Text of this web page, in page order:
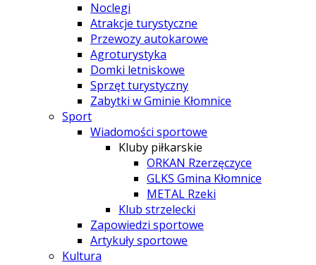
Noclegi
Atrakcje turystyczne
Przewozy autokarowe
Agroturystyka
Domki letniskowe
Sprzęt turystyczny
Zabytki w Gminie Kłomnice
Sport
Wiadomości sportowe
Kluby piłkarskie
ORKAN Rzerzęczyce
GLKS Gmina Kłomnice
METAL Rzeki
Klub strzelecki
Zapowiedzi sportowe
Artykuły sportowe
Kultura